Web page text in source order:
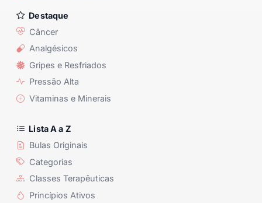
Destaque
Câncer
Analgésicos
Gripes e Resfriados
Pressão Alta
Vitaminas e Minerais
Lista A a Z
Bulas Originais
Categorias
Classes Terapêuticas
Princípios Ativos